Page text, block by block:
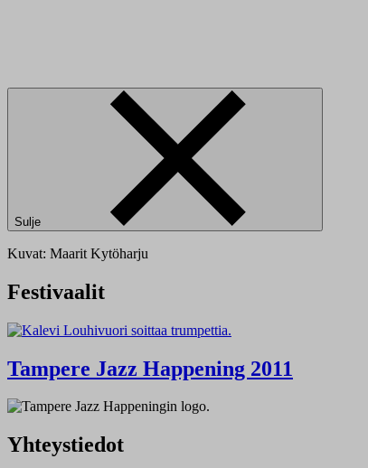
Sulje
Kuvat: Maarit Kytöharju
Festivaalit
Tampere Jazz Happening 2011
Yhteystiedot